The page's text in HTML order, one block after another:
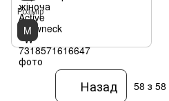
Розмір
M
Назад 58 з 58